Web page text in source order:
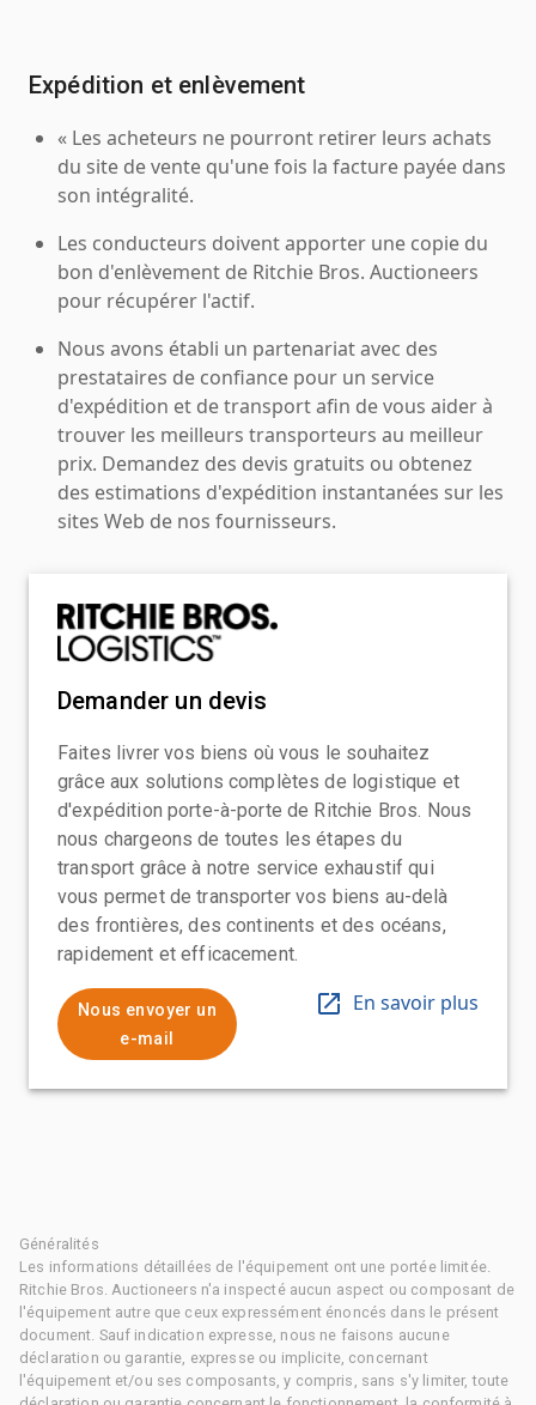
Expédition et enlèvement
« Les acheteurs ne pourront retirer leurs achats
du site de vente qu'une fois la facture payée dans
son intégralité.
Les conducteurs doivent apporter une copie du
bon d'enlèvement de Ritchie Bros. Auctioneers
pour récupérer l'actif.
Nous avons établi un partenariat avec des
prestataires de confiance pour un service
d'expédition et de transport afin de vous aider à
trouver les meilleurs transporteurs au meilleur
prix. Demandez des devis gratuits ou obtenez
des estimations d'expédition instantanées sur les
sites Web de nos fournisseurs.
Demander un devis
Faites livrer vos biens où vous le souhaitez
grâce aux solutions complètes de logistique et
d'expédition porte-à-porte de Ritchie Bros. Nous
nous chargeons de toutes les étapes du
transport grâce à notre service exhaustif qui
vous permet de transporter vos biens au-delà
des frontières, des continents et des océans,
rapidement et efficacement.
Nous envoyer un
e-mail
En savoir plus
Généralités
Les informations détaillées de l'équipement ont une portée limitée.
Ritchie Bros. Auctioneers n'a inspecté aucun aspect ou composant de
l'équipement autre que ceux expressément énoncés dans le présent
document. Sauf indication expresse, nous ne faisons aucune
déclaration ou garantie, expresse ou implicite, concernant
l'équipement et/ou ses composants, y compris, sans s'y limiter, toute